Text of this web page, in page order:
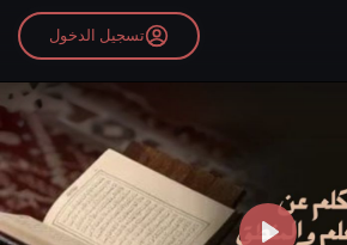
تسجيل الدخول